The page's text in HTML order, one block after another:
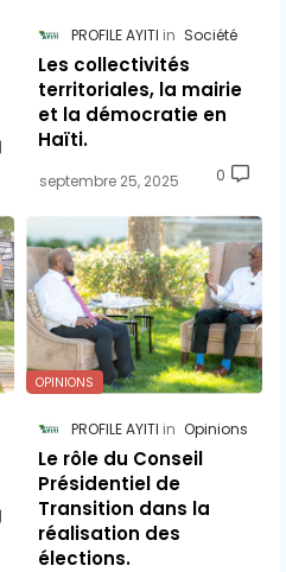
PROFILE AYITI Société
Les collectivités
territoriales, la mairie
et la démocratie en
Haïti.
septembre 25, 2025 0
OPINIONS
PROFILE AYITI Opinions
Le rôle du Conseil
Présidentiel de
Transition dans la
réalisation des
élections.